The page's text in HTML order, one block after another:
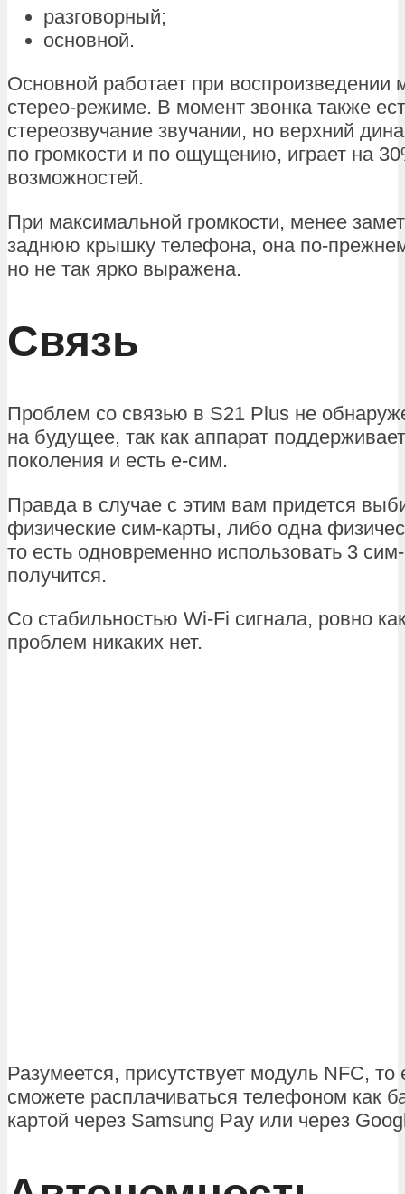
разговорный;
основной.
Основной работает при воспроизведении
стерео-режиме. В момент звонка также
стереозвучание звучании, но верхний
по громкости и по ощущению, играет на
возможностей.
При максимальной громкости, менее
заднюю крышку телефона, она по-
но не так ярко выражена.
Связь
Проблем со связью в S21 Plus не
на будущее, так как аппарат
поколения и есть е-сим.
Правда в случае с этим вам придется
физические сим-карты, либо одна
то есть одновременно использовать 3
получится.
Со стабильностью Wi-Fi сигнала, ровно
проблем никаких нет.
Разумеется, присутствует модуль NFC, то
сможете расплачиваться телефоном как
картой через Samsung Pay или через